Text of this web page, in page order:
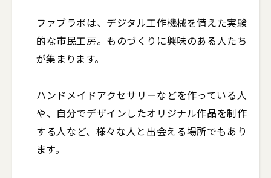
ファブラボは、デジタル工作機械を備えた実験
的な市民工房。ものづくりに興味のある人たち
が集まります。
ハンドメイドアクセサリーなどを作っている人
や、自分でデザインしたオリジナル作品を制作
する人など、様々な人と出会える場所でもあり
ます。